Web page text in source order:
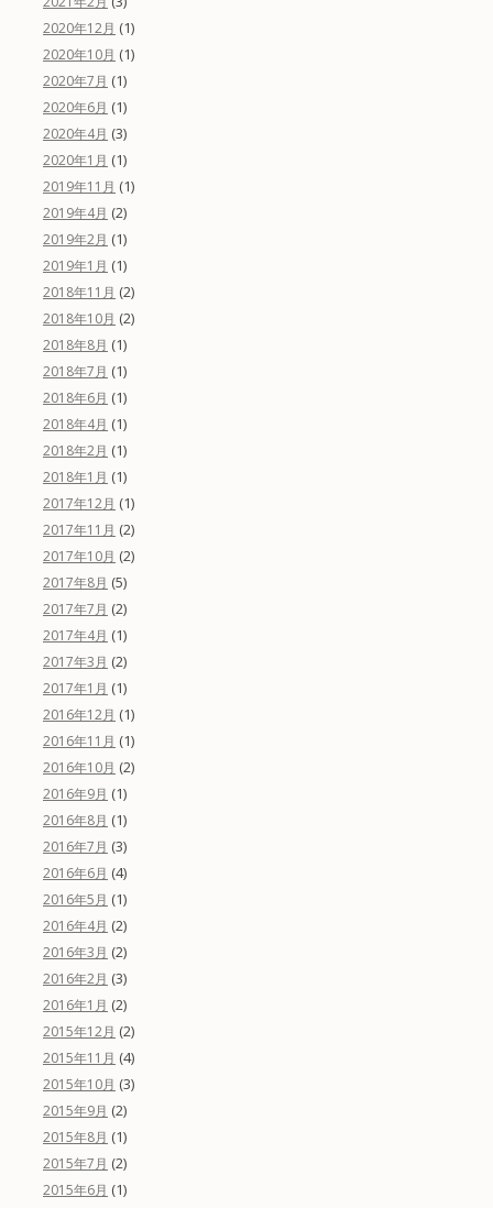
2020年12月 (1)
2020年10月 (1)
2020年7月 (1)
2020年6月 (1)
2020年4月 (3)
2020年1月 (1)
2019年11月 (1)
2019年4月 (2)
2019年2月 (1)
2019年1月 (1)
2018年11月 (2)
2018年10月 (2)
2018年8月 (1)
2018年7月 (1)
2018年6月 (1)
2018年4月 (1)
2018年2月 (1)
2018年1月 (1)
2017年12月 (1)
2017年11月 (2)
2017年10月 (2)
2017年8月 (5)
2017年7月 (2)
2017年4月 (1)
2017年3月 (2)
2017年1月 (1)
2016年12月 (1)
2016年11月 (1)
2016年10月 (2)
2016年9月 (1)
2016年8月 (1)
2016年7月 (3)
2016年6月 (4)
2016年5月 (1)
2016年4月 (2)
2016年3月 (2)
2016年2月 (3)
2016年1月 (2)
2015年12月 (2)
2015年11月 (4)
2015年10月 (3)
2015年9月 (2)
2015年8月 (1)
2015年7月 (2)
2015年6月 (1)